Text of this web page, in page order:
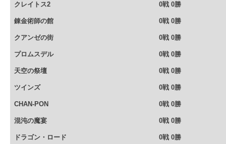
クレイトス2 0戦 0勝
錬金術師の館 0戦 0勝
クアンゼの街 0戦 0勝
プロムスデル 0戦 0勝
天空の祭壇 0戦 0勝
ツインズ 0戦 0勝
CHAN-PON 0戦 0勝
混沌の魔宴 0戦 0勝
ドラゴン・ロード 0戦 0勝